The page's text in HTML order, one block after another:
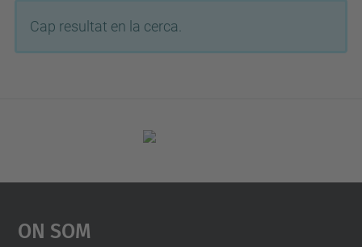
Cap resultat en la cerca.
On Som